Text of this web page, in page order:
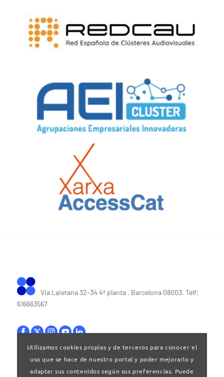
Via Laietana 32-34 4ª planta . Barcelona 08003. Telf:
616663567
Bases legales|Política de privacitat
Utilizamos cookies propias y de terceros para conocer el
uso que se hace de nuestro portal y poder mejorarlo y
adaptar sus contenidos según sus preferencias. Puede